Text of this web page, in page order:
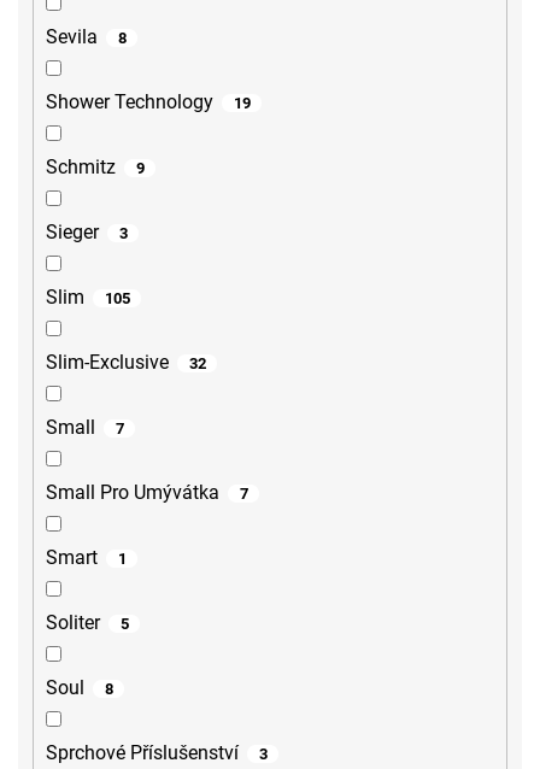
Sevila 8
Shower Technology 19
Schmitz 9
Sieger 3
Slim 105
Slim-Exclusive 32
Small 7
Small Pro Umývátka 7
Smart 1
Soliter 5
Soul 8
Sprchové Příslušenství 3